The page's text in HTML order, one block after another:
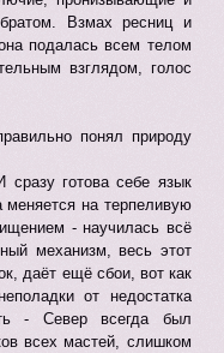
Взмах ресниц и
подалась всем телом
взглядом, голос
понял природу
готова себе язык
меняется на терпеливую
- научилась всё
механизм, весь этот
даёт ещё сбои, вот как
от недостатка
- Север всегда был
всех мастей, слишком